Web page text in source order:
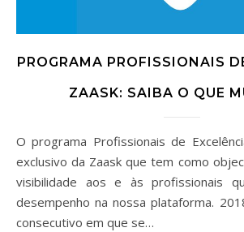
PROGRAMA PROFISSIONAIS
ZAASK: SAIBA O QUE
O programa Profissionais de Excelência é um programa
exclusivo da Zaask que tem como
visibilidade aos e às profissionais
desempenho na nossa plataforma.
consecutivo em que se…